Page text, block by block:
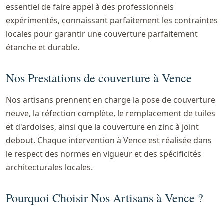
essentiel de faire appel à des professionnels
expérimentés, connaissant parfaitement les contraintes
locales pour garantir une couverture parfaitement
étanche et durable.
Nos Prestations de couverture à Vence
Nos artisans prennent en charge la pose de couverture
neuve, la réfection complète, le remplacement de tuiles
et d'ardoises, ainsi que la couverture en zinc à joint
debout. Chaque intervention à Vence est réalisée dans
le respect des normes en vigueur et des spécificités
architecturales locales.
Pourquoi Choisir Nos Artisans à Vence ?